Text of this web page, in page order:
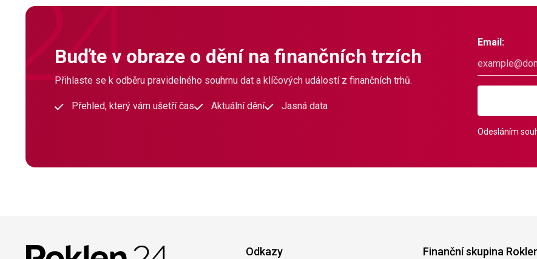
Buďte v obraze o dění na finančních trzích
Přihlaste se k odběru pravidelného souhrnu dat a klíčových událostí z finančních trhů.
Přehled, který vám ušetří čas Aktuální dění Jasná data
Email:
Odesláním
Odkazy Finanční skupina